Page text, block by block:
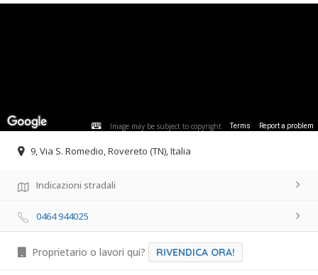
Image may be subject to copyright Terms Report a problem
9, Via S. Romedio, Rovereto (TN), Italia
Indicazioni stradali
0464 944025
Proprietario o lavori qui? RIVENDICA ORA!